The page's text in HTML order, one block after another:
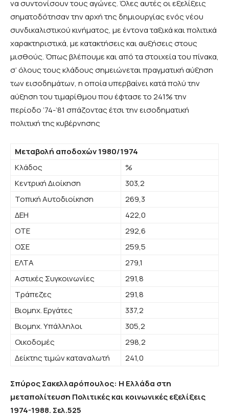
να συντονίσουν τους αγώνες. Όλες αυτές οι εξελίξεις
σηματοδότησαν την αρχή της δημιουργίας ενός νέου
συνδικαλιστικού κινήματος, με έντονα ταξικά και πολιτικά
χαρακτηριστικά, με κατακτήσεις και αυξήσεις στους
μισθούς. Όπως βλέπουμε και από τα στοιχεία του πίνακα,
σ’ όλους τους κλάδους σημειώνεται πραγματική αύξηση
των εισοδημάτων, η οποία υπερβαίνει κατά πολύ την
αύξηση του τιμαρίθμου που έφτασε το 241% την
περίοδο ’74-’81 σπάζοντας έτσι την εισοδηματική
πολιτική της κυβέρνησης
Μεταβολή αποδοχών 1980/1974
Κλάδος
%
Κεντρική Διοίκηση
303,2
Τοπική Αυτοδιοίκηση
269,3
ΔΕΗ
422,0
ΟΤΕ
292,6
ΟΣΕ
259,5
ΕΛΤΑ
279,1
Αστικές Συγκοινωνίες
291,8
Τράπεζες
291,8
Βιομηχ. Εργάτες
337,2
Βιομηχ. Υπάλληλοι
305,2
Οικοδομές
298,2
Δείκτης τιμών καταναλωτή
241,0
Σπύρος Σακελλαρόπουλος: Η Ελλάδα στη
μεταπολίτευση Πολιτικές και κοινωνικές εξελίξεις
1974-1988. Σελ.525